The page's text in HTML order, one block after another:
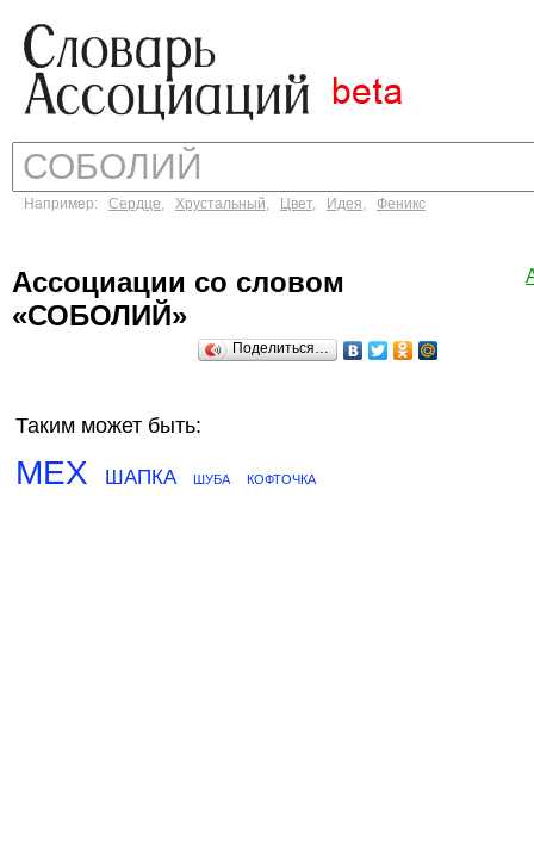
Например: Сердце, Хрустальный, Цвет, Идея, Феникс
Ассоциации со словом
«СОБОЛИЙ»
Поделиться…
Таким может быть:
МЕХ ШАПКА ШУБА КОФТОЧКА